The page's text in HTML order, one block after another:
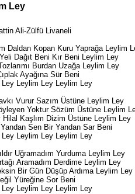
Ley
Ali-Zülfü Livaneli
Daldan Kopan Kuru Yaprağa Leylim
Dağıt Beni Kır Beni Leylim Ley
Burdan Uzağa Leylim Ley
Ayağına Sür Beni
Ley Leylim Ley Leylim Ley
Vurur Sazım Üstüne Leylim Ley
Yoktur Sözüm Üstüne Leylim
Hilal Kaşlım Dizim Üstüne Leylim Ley
Sen Bir Yandan Sar Beni
Ley Leylim Ley Leylim Ley
Uğramadım Yurduma Leylim Ley
Aramadım Derdime Leylim Ley
Bir Gün Düşüp Ardıma Leylim Ley
Yüreğine Sor Beni
Ley Leylim Ley Leylim Ley